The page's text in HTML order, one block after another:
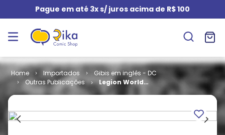
Pague em até 3x s/ juros acima de R$ 100
Importados
Gibis em inglês - DC
Outras Publicações
Legion Worlds
# 3